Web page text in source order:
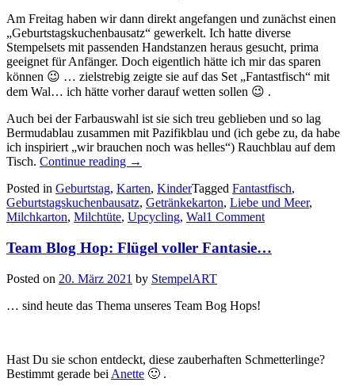
Am Freitag haben wir dann direkt angefangen und zunächst einen
„Geburtstagskuchenbausatz“ gewerkelt. Ich hatte diverse
Stempelsets mit passenden Handstanzen heraus gesucht, prima
geeignet für Anfänger. Doch eigentlich hätte ich mir das sparen
können 😉 … zielstrebig zeigte sie auf das Set „Fantastfisch“ mit
dem Wal… ich hätte vorher darauf wetten sollen 😉 .
Auch bei der Farbauswahl ist sie sich treu geblieben und so lag
Bermudablau zusammen mit Pazifikblau und (ich gebe zu, da habe
ich inspiriert „wir brauchen noch was helles“) Rauchblau auf dem
Tisch. Continue reading „Fantastfisch!…
tollen
Anfängerprojekte…“
→
Posted in Geburtstag, Karten, KinderTagged Fantastfisch,
Geburtstagskuchenbausatz, Getränkekarton, Liebe und Meer,
Milchkarton, Milchtüte, Upcycling, Wal1 Comment
Team Blog Hop: Flügel voller Fantasie…
Posted on 20. März 2021 by StempelART
… sind heute das Thema unseres Team Bog Hops!
Hast Du sie schon entdeckt, diese zauberhaften Schmetterlinge?
Bestimmt gerade bei Anette 🙂 .